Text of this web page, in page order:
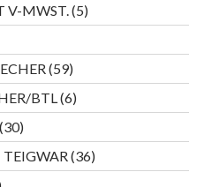
V-MWST. 55
Produkte
5959
Produkte
BTL 66
Produkte
3030
Produkte
TEIGWAR 3636
Produkte